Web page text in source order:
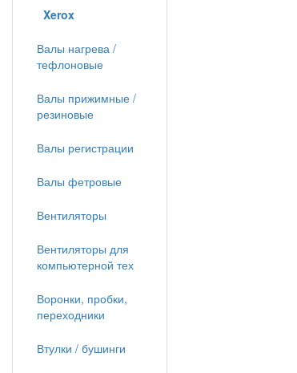
Xerox
Валы нагрева /
тефлоновые
Валы прижимные /
резиновые
Валы регистрации
Валы фетровые
Вентиляторы
Вентиляторы для
компьютерной тех
Воронки, пробки,
переходники
Втулки / бушинги